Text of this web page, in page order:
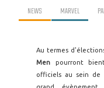
NEWS MARVEL
Au termes
Men pourront
officiels au sein de